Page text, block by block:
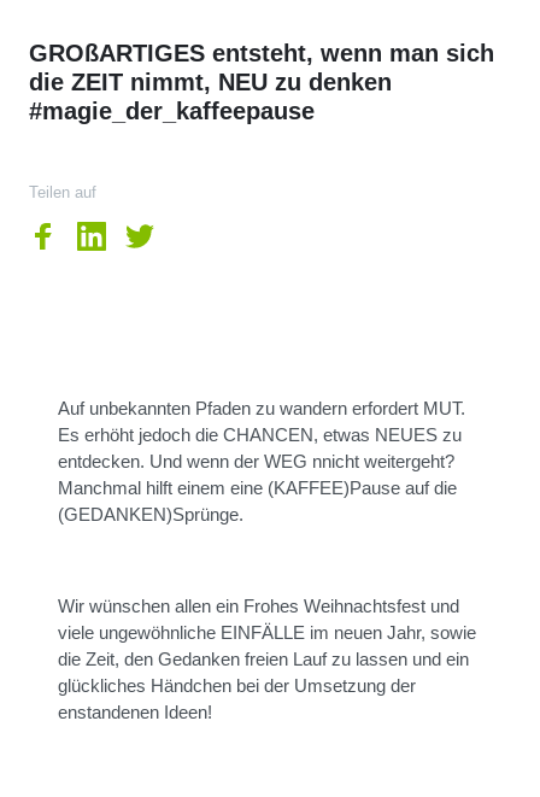
GROßARTIGES entsteht, wenn man sich
die ZEIT nimmt, NEU zu denken
#magie_der_kaffeepause
Teilen auf
Auf unbekannten Pfaden zu wandern erfordert MUT.
Es erhöht jedoch die CHANCEN, etwas NEUES zu
entdecken. Und wenn der WEG nnicht weitergeht?
Manchmal hilft einem eine (KAFFEE)Pause auf die
(GEDANKEN)Sprünge.
Wir wünschen allen ein Frohes Weihnachtsfest und
viele ungewöhnliche EINFÄLLE im neuen Jahr, sowie
die Zeit, den Gedanken freien Lauf zu lassen und ein
glückliches Händchen bei der Umsetzung der
enstandenen Ideen!